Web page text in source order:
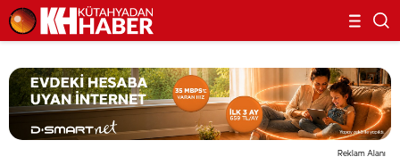
Reklam Alanı